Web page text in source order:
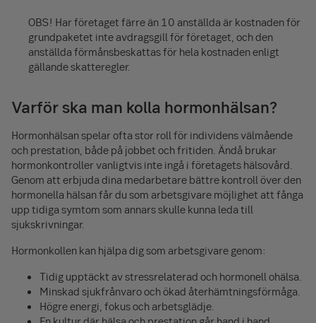
OBS! Har företaget färre än 10 anställda är kostnaden för
grundpaketet inte avdragsgill för företaget, och den
anställda förmånsbeskattas för hela kostnaden enligt
gällande skatteregler.
Varför ska man kolla hormonhälsan?
Hormonhälsan spelar ofta stor roll för individens välmående
och prestation, både på jobbet och fritiden. Ändå brukar
hormonkontroller vanligtvis inte ingå i företagets hälsovård.
Genom att erbjuda dina medarbetare bättre kontroll över den
hormonella hälsan får du som arbetsgivare möjlighet att fånga
upp tidiga symtom som annars skulle kunna leda till
sjukskrivningar.
Hormonkollen kan hjälpa dig som arbetsgivare genom:
Tidig upptäckt av stressrelaterad och hormonell ohälsa.
Minskad sjukfrånvaro och ökad återhämtningsförmåga.
Högre energi, fokus och arbetsglädje.